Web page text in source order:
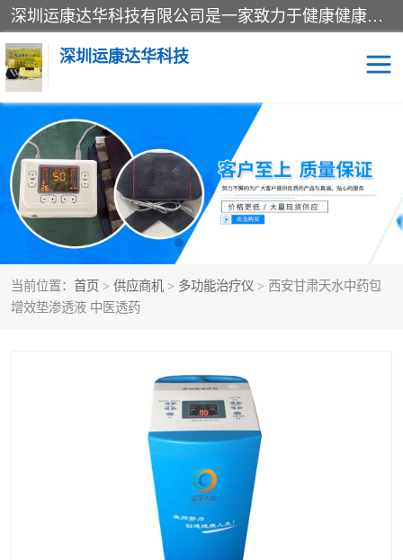
深圳运康达华科技有限公司是一家致力于健康健康产业的现代化企业，已经走过了15个春秋，开创了中医外用发展的新未来，是专业从事中医医疗仪器的研发、生产、销售、服务为一体的子公司，在医疗器械的设计、开发和生产方面率先引进国际先进技术和好的科技人员，先后开发出了场效应治疗仪、多功能治疗仪、颈椎治疗仪、腰椎治疗仪、增效垫等多个系列。
深圳运康达华科技
当前位置： 首页 > 供应商机 > 多功能治疗仪 > 西安甘肃天水中药包
增效垫渗透液 中医透药
多功能治疗仪 中药提速
中低频治疗仪 脉冲治疗仪
**腺治疗仪